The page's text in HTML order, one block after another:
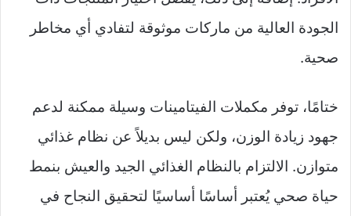
الجودة العالية من ماركات موثوقة لتفادي أي مخاطر
صحية.
ختامًا، توفر مكملات الفيتامينات وسيلة ممكنة لدعم
جهود زيادة الوزن، ولكن ليس بديلاً عن نظام غذائي
متوازن. الالتزام بالنظام الغذائي الجيد والعيش بنمط
حياة صحي يُعتبر أساسًا أساسيًا لتحقيق النجاح في